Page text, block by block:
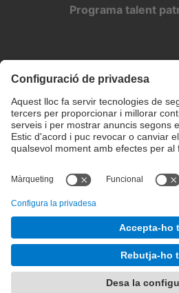
Programa talent
Configuració de
Condicions